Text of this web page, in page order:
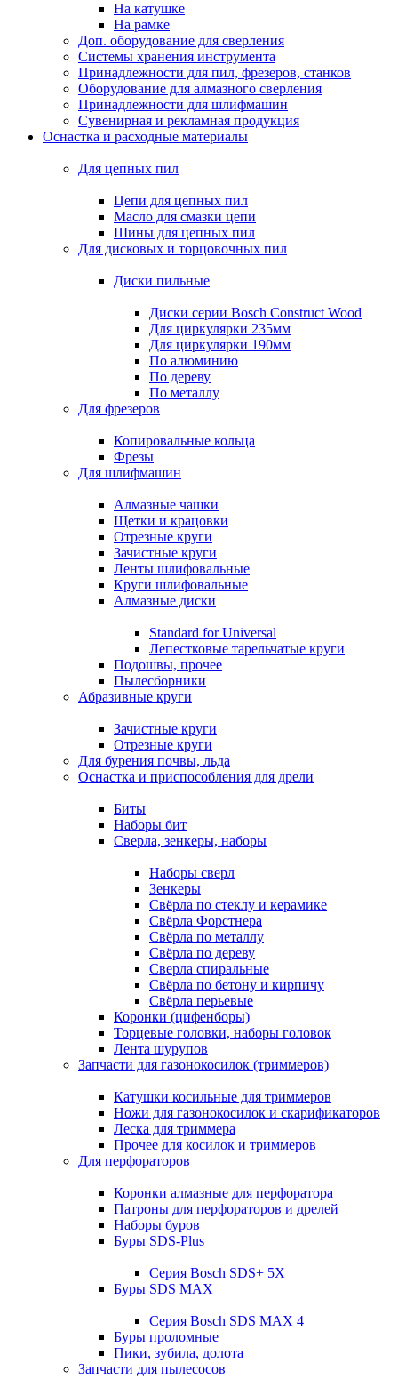
На катушке
На рамке
Доп. оборудование для сверления
Системы хранения инструмента
Принадлежности для пил, фрезеров, станков
Оборудование для алмазного сверления
Принадлежности для шлифмашин
Сувенирная и рекламная продукция
Оснастка и расходные материалы
Для цепных пил
Цепи для цепных пил
Масло для смазки цепи
Шины для цепных пил
Для дисковых и торцовочных пил
Диски пильные
Диски серии Bosch Construct Wood
Для циркулярки 235мм
Для циркулярки 190мм
По алюминию
По дереву
По металлу
Для фрезеров
Копировальные кольца
Фрезы
Для шлифмашин
Алмазные чашки
Щетки и крацовки
Отрезные круги
Зачистные круги
Ленты шлифовальные
Круги шлифовальные
Алмазные диски
Standard for Universal
Лепестковые тарельчатые круги
Подошвы, прочее
Пылесборники
Абразивные круги
Зачистные круги
Отрезные круги
Для бурения почвы, льда
Оснастка и приспособления для дрели
Биты
Наборы бит
Сверла, зенкеры, наборы
Наборы сверл
Зенкеры
Свёрла по стеклу и керамике
Свёрла Форстнера
Свёрла по металлу
Свёрла по дереву
Сверла спиральные
Свёрла по бетону и кирпичу
Свёрла перьевые
Коронки (цифенборы)
Торцевые головки, наборы головок
Лента шурупов
Запчасти для газонокосилок (триммеров)
Катушки косильные для триммеров
Ножи для газонокосилок и скарификаторов
Леска для триммера
Прочее для косилок и триммеров
Для перфораторов
Коронки алмазные для перфоратора
Патроны для перфораторов и дрелей
Наборы буров
Буры SDS-Plus
Серия Bosch SDS+ 5X
Буры SDS MAX
Серия Bosch SDS MAX 4
Буры проломные
Пики, зубила, долота
Запчасти для пылесосов